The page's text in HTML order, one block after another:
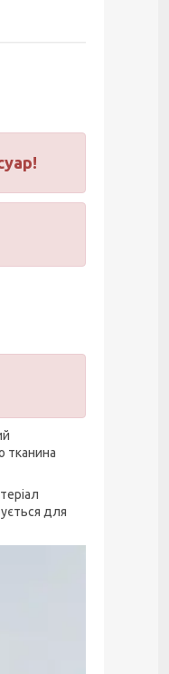
тканина
для